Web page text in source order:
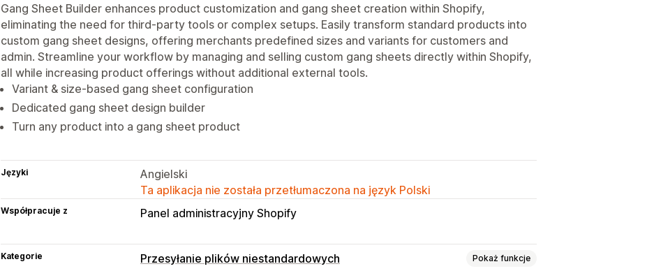
Gang Sheet Builder enhances product customization and gang sheet creation within Shopify,
eliminating the need for third-party tools or complex setups. Easily transform standard products into
custom gang sheet designs, offering merchants predefined sizes and variants for customers and
admin. Streamline your workflow by managing and selling custom gang sheets directly within Shopify,
all while increasing product offerings without additional external tools.
Variant & size-based gang sheet configuration
Dedicated gang sheet design builder
Turn any product into a gang sheet product
Języki
Angielski
Ta aplikacja nie została przetłumaczona na język Polski
Współpracuje z Panel administracyjny Shopify
Kategorie Przesyłanie plików niestandardowych Pokaż funkcje